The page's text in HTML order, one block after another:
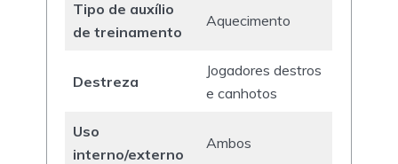
Tipo de auxílio
de treinamento
Aquecimento
Destreza
Jogadores destros
e canhotos
Uso
interno/externo
Ambos